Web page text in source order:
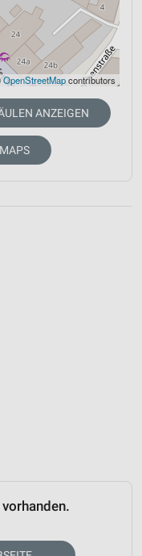
OpenStreetMapcontributors
ANZEIGEN